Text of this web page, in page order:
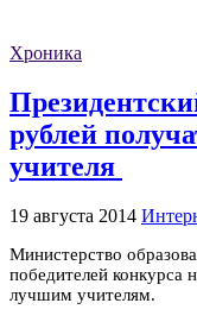
Хроника
рублей
учителя
19 августа 2014
Министерство
победителей конкурса
лучшим учителям.